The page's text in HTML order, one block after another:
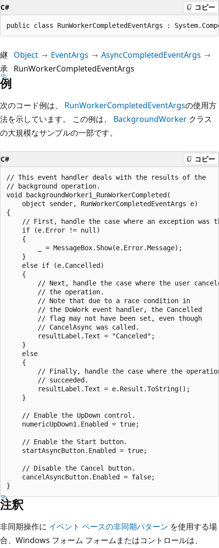
C# コピー
public class RunWorkerCompletedEventArgs :
継
承
Object EventArgs
AsyncCompletedEventArgs
RunWorkerCompletedEventArgs
例
次のコード例は、 RunWorkerCompletedEventArgsの使用方
法を示しています。 この例は、 BackgroundWorker クラス
の大規模なサンプルの一部です。
C# コピー
// This event handler deals with the results of the
// background operation.
void backgroundWorker1_RunWorkerCompleted(
    object sender, RunWorkerCompletedEventArgs e)
{
// First, handle the case where an exception was
    if (e.Error != null)
    {
        _ = MessageBox.Show(e.Error.Message);
    }
    else if (e.Cancelled)
    {
// Next, handle the case where the user
        // the operation.
        // Note that due to a race condition in
        // the DoWork event handler, the Cancelled
        // flag may not have been set, even though
        // CancelAsync was called.
        resultLabel.Text = "Canceled";
    }
    else
    {
// Finally, handle the case where the
        // succeeded.
        resultLabel.Text = e.Result.ToString();
    }
    // Enable the UpDown control.
    numericUpDown1.Enabled = true;
    // Enable the Start button.
    startAsyncButton.Enabled = true;
    // Disable the Cancel button.
    cancelAsyncButton.Enabled = false;
注釈
非同期操作に イベント ベースの非同期パターン を使用する場
合、Windows フォーム フォームまたはコントロールは、